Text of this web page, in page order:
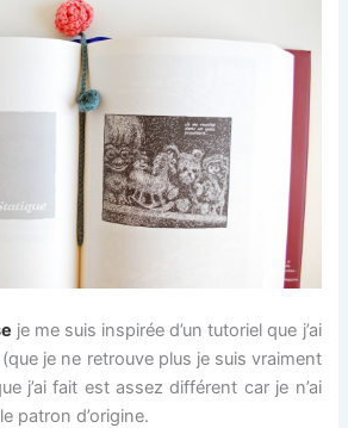
je me suis inspirée d’un tutoriel que j’ai
je ne retrouve plus je suis vraiment
j’ai fait est assez différent car je n’ai
patron d’origine.